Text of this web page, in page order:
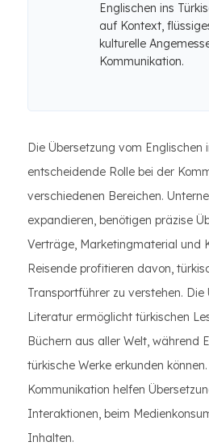
Englischen ins
auf Kontext,
kulturelle
Kommunikation.
Die Übersetzung vom Englischen
entscheidende Rolle bei der
verschiedenen Bereichen.
expandieren, benötigen präzise
Verträge, Marketingmaterial und
Reisende profitieren davon,
Transportführer zu verstehen. Die
Literatur ermöglicht türkischen
Büchern aus aller Welt, während
türkische Werke erkunden
Kommunikation helfen
Interaktionen, beim
Inhalten.